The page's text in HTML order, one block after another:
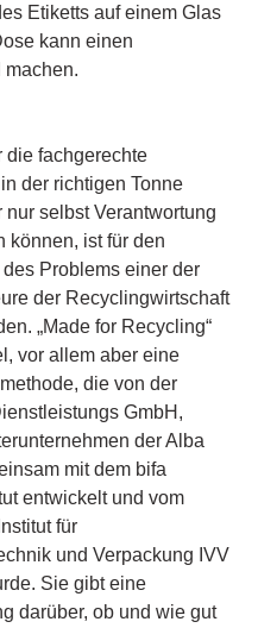
Etiketts auf einem Glas
kann einen
machen.
die fachgerechte
der richtigen Tonne
nur selbst Verantwortung
können, ist für den
Problems einer der
der Recyclingwirtschaft
„Made for Recycling“
vor allem aber eine
die von der
GmbH,
der Alba
mit dem bifa
entwickelt und vom
für
und Verpackung IVV
Sie gibt eine
darüber, ob und wie gut